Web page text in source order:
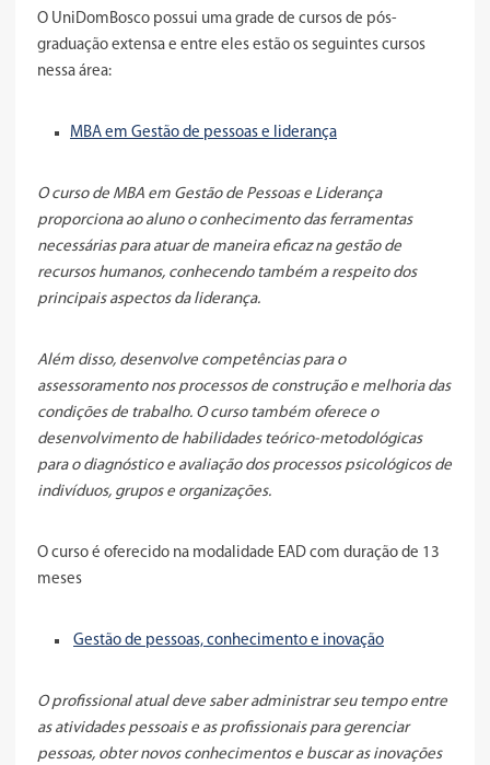
O UniDomBosco possui uma grade de cursos de pós-
graduação extensa e entre eles estão os seguintes cursos
nessa área:
MBA em Gestão de pessoas e liderança
O curso de MBA em Gestão de Pessoas e Liderança
proporciona ao aluno o conhecimento das ferramentas
necessárias para atuar de maneira eficaz na gestão de
recursos humanos, conhecendo também a respeito dos
principais aspectos da liderança.
Além disso, desenvolve competências para o
assessoramento nos processos de construção e melhoria das
condições de trabalho. O curso também oferece o
desenvolvimento de habilidades teórico-metodológicas
para o diagnóstico e avaliação dos processos psicológicos de
indivíduos, grupos e organizações.
O curso é oferecido na modalidade EAD com duração de 13
meses
Gestão de pessoas, conhecimento e inovação
O profissional atual deve saber administrar seu tempo entre
as atividades pessoais e as profissionais para gerenciar
pessoas, obter novos conhecimentos e buscar as inovações